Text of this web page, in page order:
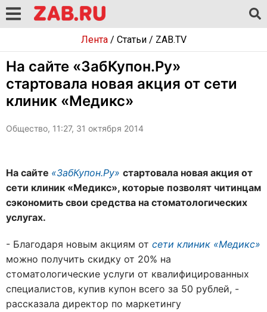
Лента/ Статьи/ ZAB.TV
На сайте «ЗабКупон.Ру»
стартовала новая акция от сети
клиник «Медикс»
Общество, 11:27, 31 октября 2014
На сайте «ЗабКупон.Ру» стартовала новая акция от
сети клиник «Медикс», которые позволят читинцам
сэкономить свои средства на стоматологических
услугах.
- Благодаря новым акциям от сети клиник «Медикс»
можно получить скидку от 20% на
стоматологические услуги от квалифицированных
специалистов, купив купон всего за 50 рублей, -
рассказала директор по маркетингу